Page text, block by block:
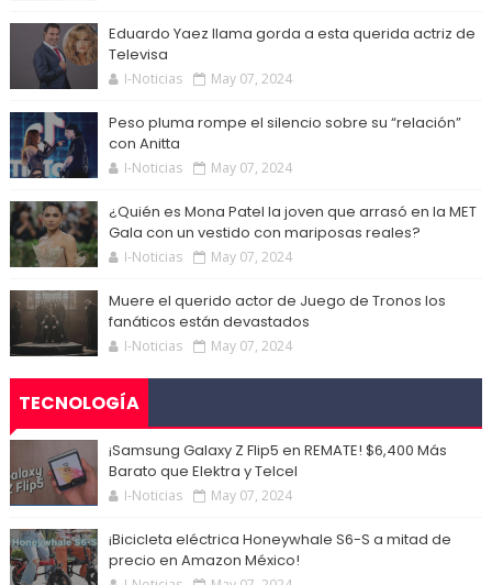
Eduardo Yaez llama gorda a esta querida actriz de
Televisa
I-Noticias May 07, 2024
Peso pluma rompe el silencio sobre su “relación”
con Anitta
I-Noticias May 07, 2024
¿Quién es Mona Patel la joven que arrasó en la MET
Gala con un vestido con mariposas reales?
I-Noticias May 07, 2024
Muere el querido actor de Juego de Tronos los
fanáticos están devastados
I-Noticias May 07, 2024
TECNOLOGÍA
¡Samsung Galaxy Z Flip5 en REMATE! $6,400 Más
Barato que Elektra y Telcel
I-Noticias May 07, 2024
¡Bicicleta eléctrica Honeywhale S6-S a mitad de
precio en Amazon México!